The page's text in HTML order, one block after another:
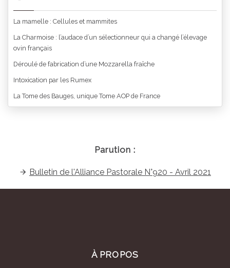
La mamelle : Cellules et mammites
La Charmoise : l’audace d’un sélectionneur qui a changé l’élevage
ovin français
Déroulé de fabrication d’une Mozzarella fraîche
Intoxication par les Rumex
La Tome des Bauges, unique Tome AOP de France
Parution :
Bulletin de l'Alliance Pastorale N°920 - Avril 2021
À PROPOS